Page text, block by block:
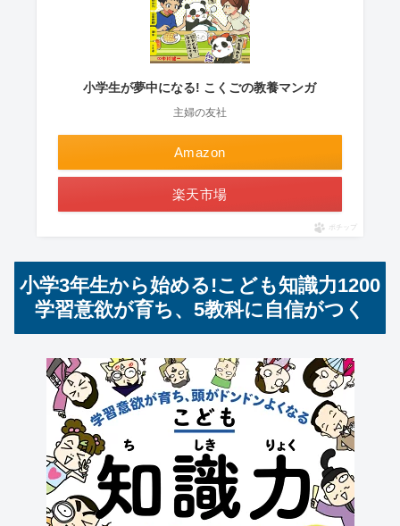
小学生が夢中になる! こくごの教養マンガ
主婦の友社
Amazon
楽天市場
ポチップ
小学3年生から始める!こども知識力1200
学習意欲が育ち、5教科に自信がつく